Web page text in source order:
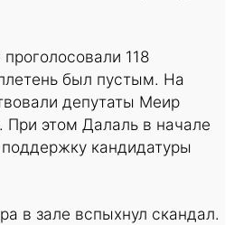
118
был пустым. На
депутаты Меир
этом Далаль в начале
кандидатуры
в зале вспыхнул скандал.